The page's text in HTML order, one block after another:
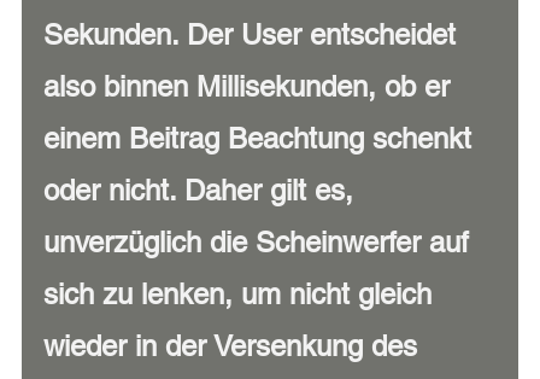
Sekunden. Der User entscheidet
also binnen Millisekunden, ob er
einem Beitrag Beachtung schenkt
oder nicht. Daher gilt es,
unverzüglich die Scheinwerfer auf
sich zu lenken, um nicht gleich
wieder in der Versenkung des